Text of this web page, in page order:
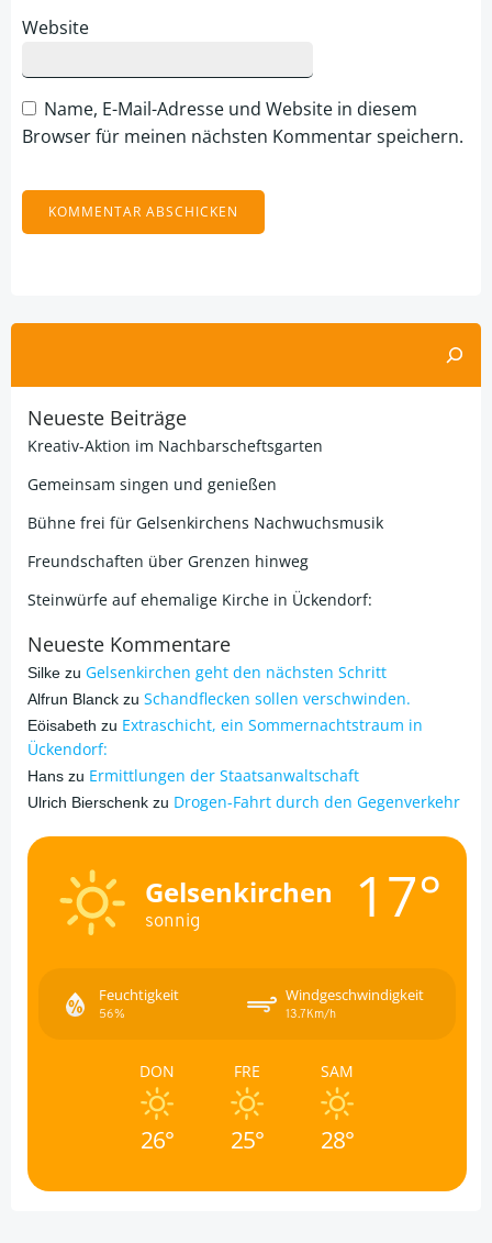
Website
Name, E-Mail-Adresse und Website in diesem
Browser für meinen nächsten Kommentar speichern.
Neueste Beiträge
Kreativ-Aktion im Nachbarscheftsgarten
Gemeinsam singen und genießen
Bühne frei für Gelsenkirchens Nachwuchsmusik
Freundschaften über Grenzen hinweg
Steinwürfe auf ehemalige Kirche in Ückendorf:
Neueste Kommentare
Silke zu Gelsenkirchen geht den nächsten Schritt
Alfrun Blanck zu Schandflecken sollen verschwinden.
Eöisabeth zu Extraschicht, ein Sommernachtstraum in
Ückendorf:
Hans zu Ermittlungen der Staatsanwaltschaft
Ulrich Bierschenk zu Drogen-Fahrt durch den Gegenverkehr
Gelsenkirchen
sonnig 17°
Feuchtigkeit
56%
Windgeschwindigkeit
13.7Km/h
DON
26°
FRE
25°
SAM
28°